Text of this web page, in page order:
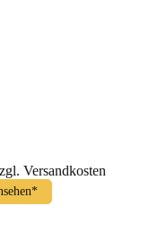
Versandkosten